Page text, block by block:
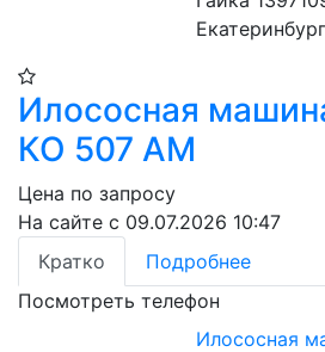
Илососная
КО 507 АМ
Цена по запросу
На сайте с 09.07.2026 10:47
Кратко
Подробнее
Посмотреть телефон
Илососная